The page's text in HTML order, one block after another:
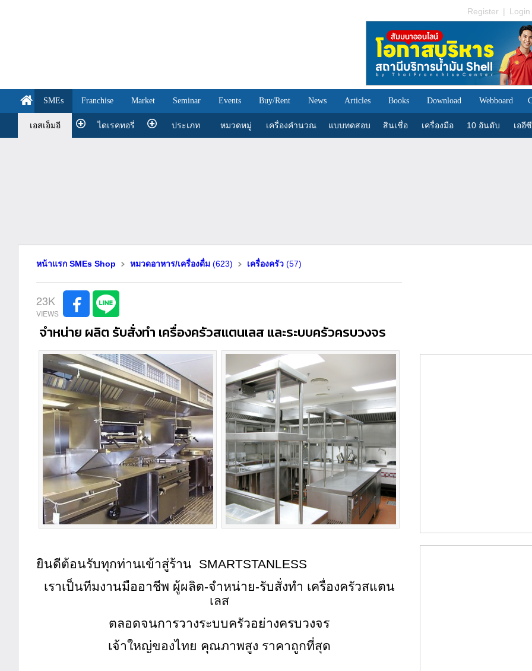
Register | Login
SMEs Franchise Market Seminar Events Buy/Rent News Articles Books Download Webboard
เอสเอ็มอี ไดเรคทอรี่ ประเภท หมวดหมู่ เครื่องคำนวณ แบบทดสอบ สินเชื่อ เครื่องมือ 10 อันดับ เออีซี
หน้าแรก SMEs Shop หมวดอาหาร/เครื่องดื่ม (623) เครื่องครัว (57)
23K
จำหน่าย ผลิต รับสั่งทำ เครื่องครัวสแตนเลส และระบบครัวครบวงจร
ยินดีต้อนรับทุกท่านเข้าสู่ร้าน SMARTSTANLESS
เราเป็นทีมงานมืออาชีพ ผู้ผลิต-จำหน่าย-รับสั่งทำ เครื่องครัวสแตน
เลส
ตลอดจนการวางระบบครัวอย่างครบวงจร
เจ้าใหญ่ของไทย คุณภาพสูง ราคาถูกที่สุด